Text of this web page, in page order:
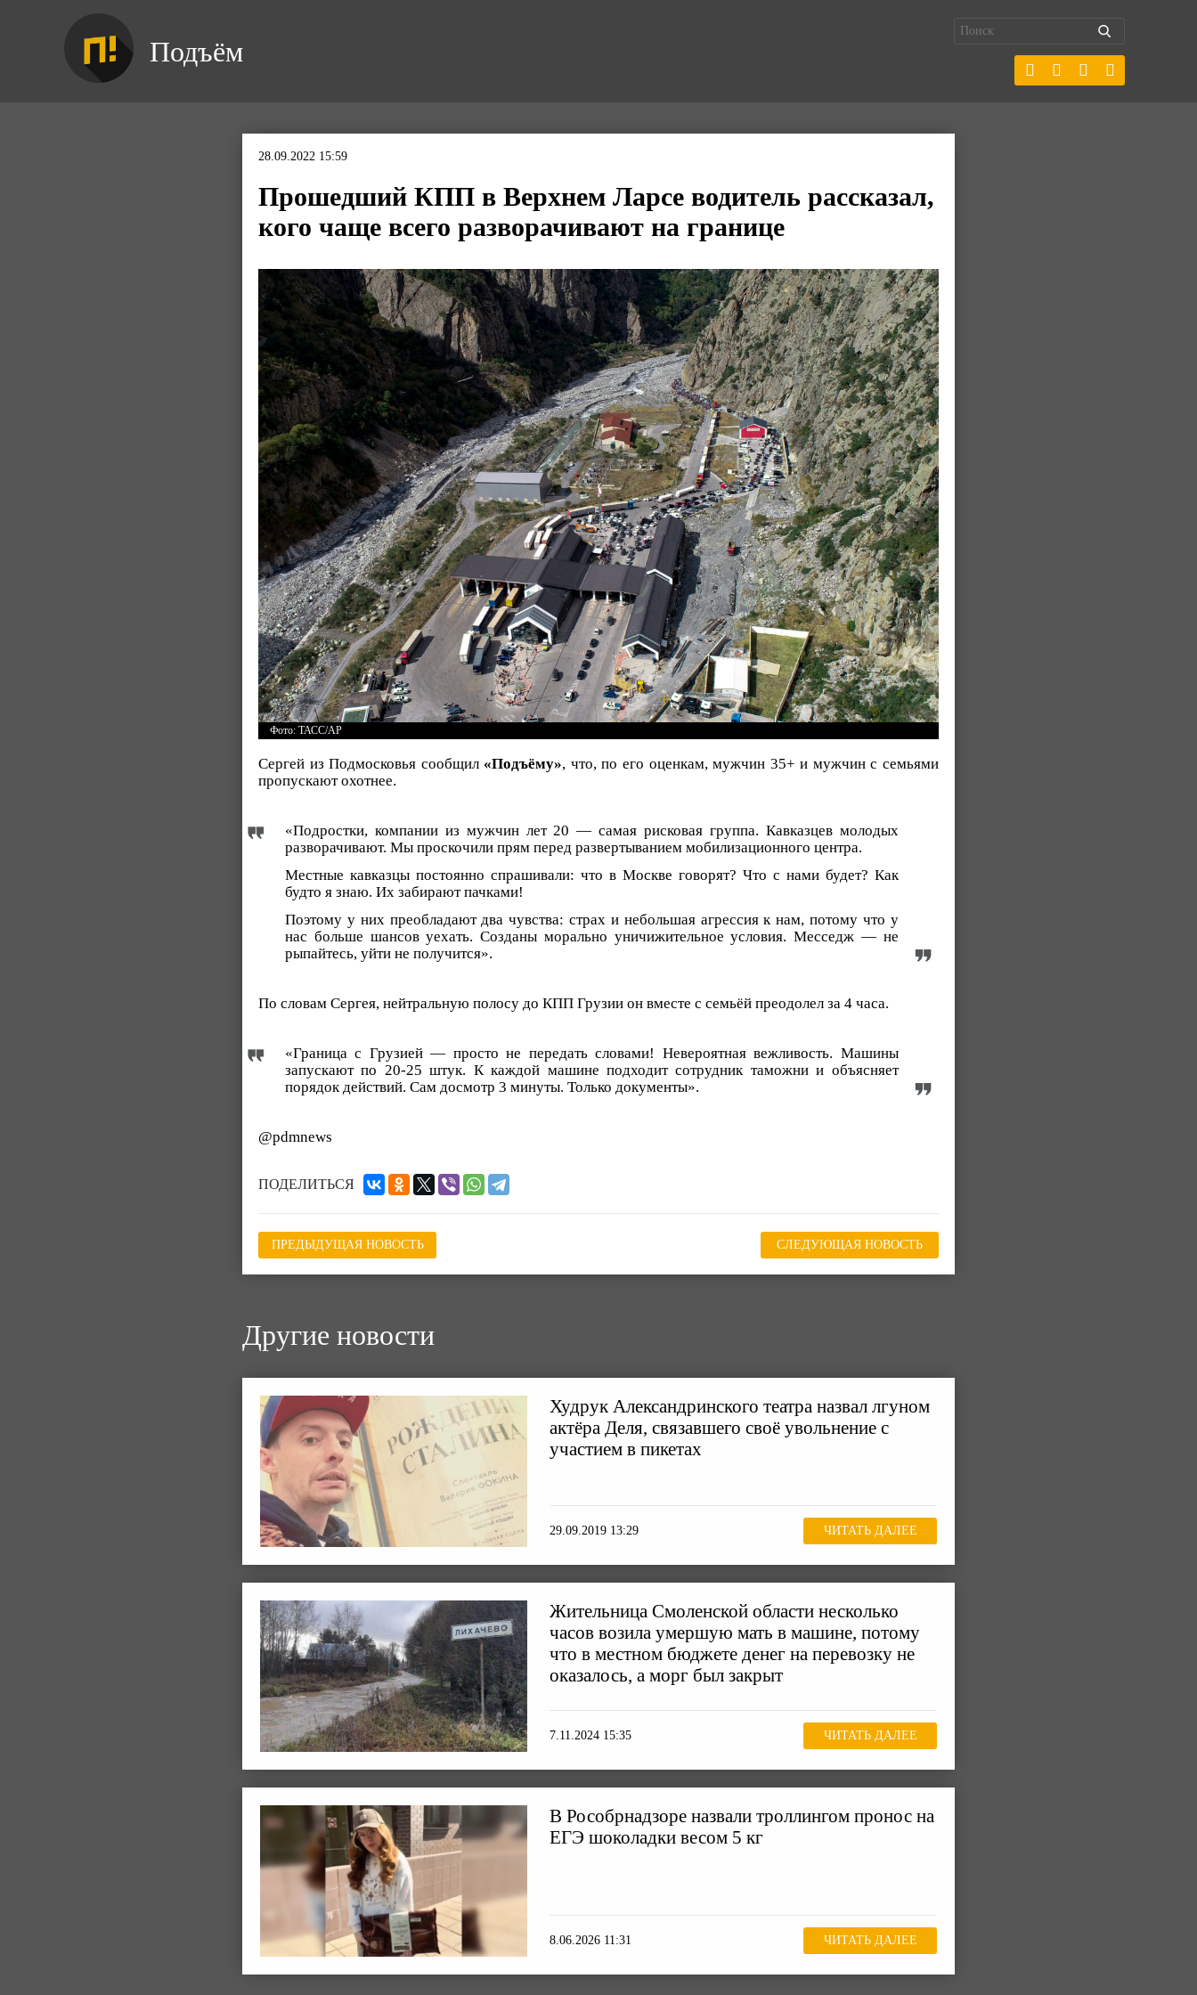
Подъём
28.09.2022 15:59
Прошедший КПП в Верхнем Ларсе водитель рассказал,
кого чаще всего разворачивают на границе
Фото: ТАСС/AP
Сергей из Подмосковья сообщил «Подъёму», что, по его оценкам, мужчин 35+ и мужчин с семьями
пропускают охотнее.
«Подростки, компании из мужчин лет 20 — самая рисковая группа. Кавказцев молодых
разворачивают. Мы проскочили прям перед развертыванием мобилизационного центра.
Местные кавказцы постоянно спрашивали: что в Москве говорят? Что с нами будет? Как
будто я знаю. Их забирают пачками!
Поэтому у них преобладают два чувства: страх и небольшая агрессия к нам, потому что у
нас больше шансов уехать. Созданы морально уничижительное условия. Месседж — не
рыпайтесь, уйти не получится».
По словам Сергея, нейтральную полосу до КПП Грузии он вместе с семьёй преодолел за 4 часа.
«Граница с Грузией — просто не передать словами! Невероятная вежливость. Машины
запускают по 20-25 штук. К каждой машине подходит сотрудник таможни и объясняет
порядок действий. Сам досмотр 3 минуты. Только документы».
@pdmnews
ПОДЕЛИТЬСЯ
ПРЕДЫДУЩАЯ НОВОСТЬ СЛЕДУЮЩАЯ НОВОСТЬ
Другие новости
Худрук Александринского театра назвал лгуном
актёра Деля, связавшего своё увольнение с
участием в пикетах
29.09.2019 13:29 ЧИТАТЬ ДАЛЕЕ
Жительница Смоленской области несколько
часов возила умершую мать в машине, потому
что в местном бюджете денег на перевозку не
оказалось, а морг был закрыт
7.11.2024 15:35 ЧИТАТЬ ДАЛЕЕ
В Рособрнадзоре назвали троллингом пронос на
ЕГЭ шоколадки весом 5 кг
8.06.2026 11:31 ЧИТАТЬ ДАЛЕЕ